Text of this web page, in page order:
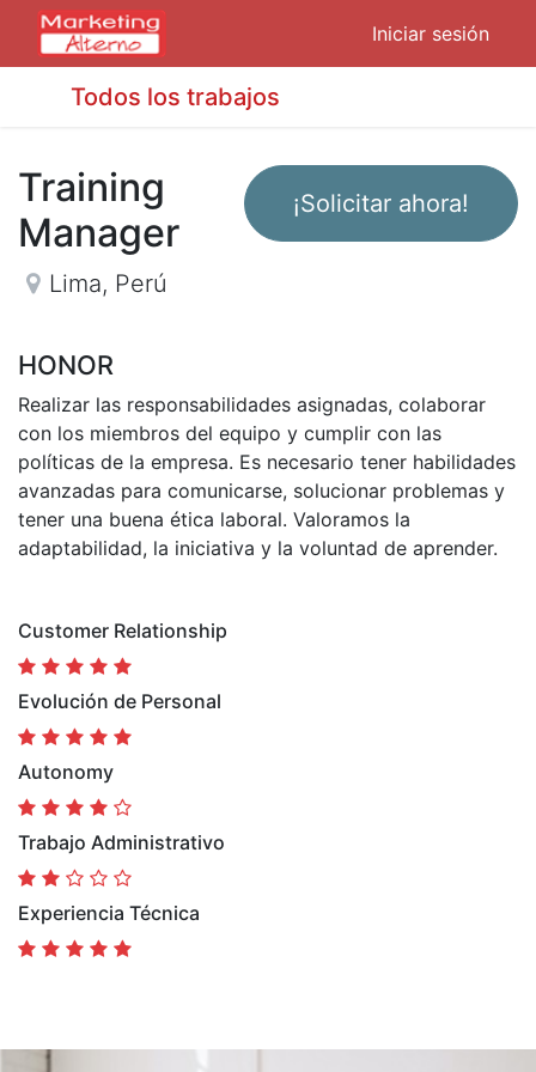
Iniciar sesión
Todos los trabajos
¡Solicitar ahora!
Training
Manager
Lima, Perú
HONOR
Realizar las responsabilidades asignadas, colaborar
con los miembros del equipo y cumplir con las
políticas de la empresa. Es necesario tener habilidades
avanzadas para comunicarse, solucionar problemas y
tener una buena ética laboral. Valoramos la
adaptabilidad, la iniciativa y la voluntad de aprender.
Customer Relationship
Evolución de Personal
Autonomy
Trabajo Administrativo
Experiencia Técnica